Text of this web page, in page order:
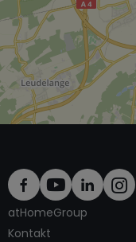
atHomeGroup
Kontakt